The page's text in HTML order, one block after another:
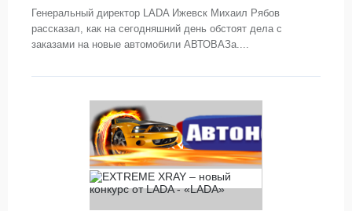
Генеральный директор LADA Ижевск Михаил Рябов
рассказал, как на сегодняшний день обстоят дела с
заказами на новые автомобили АВТОВАЗа....